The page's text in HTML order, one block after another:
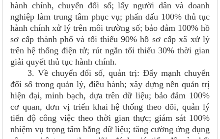
hành chính, chuyển đổi số; lấy người dân và doanh
nghiệp làm trung tâm phục vụ; phấn đấu 100% thủ tục
hành chính xử lý trên môi trường số; bảo đảm 100% hồ
sơ cấp thành phố và tối thiểu 90% hồ sơ cấp xã xử lý
trên hệ thống điện tử; rút ngắn tối thiểu 30% thời gian
giải quyết thủ tục hành chính.
3. Về chuyển đổi số, quản trị: Đẩy mạnh chuyển
đổi số trong quản lý, điều hành; xây dựng nền quản trị
hiện đại, minh bạch, dựa trên dữ liệu; bảo đảm 100%
cơ quan, đơn vị triển khai hệ thống theo dõi, quản lý
tiến độ công việc theo thời gian thực; giám sát 100%
nhiệm vụ trọng tâm bằng dữ liệu; tăng cường ứng dụng